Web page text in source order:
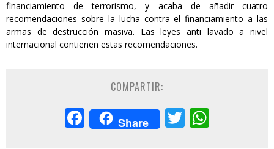
financiamiento de terrorismo, y acaba de añadir cuatro
recomendaciones sobre la lucha contra el financiamiento a las
armas de destrucción masiva. Las leyes anti lavado a nivel
internacional contienen estas recomendaciones.
COMPARTIR:
Facebook
Share Twitter